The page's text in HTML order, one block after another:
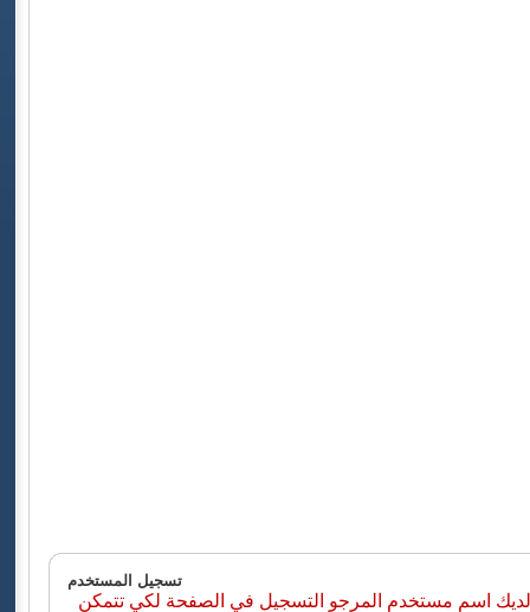
تسجيل المستخدم
اسم مستخدم المرجو التسجيل في الصفحة لكي تتمكن